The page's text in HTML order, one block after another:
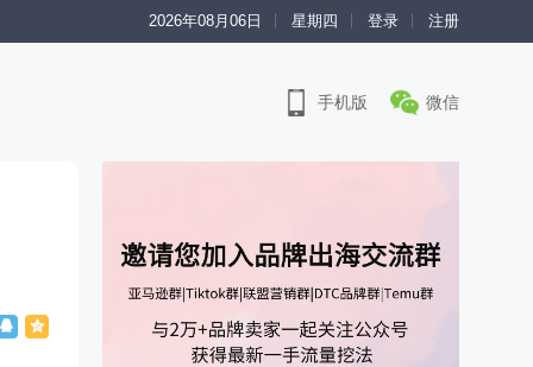
2026年08月06日 星期四 登录 注册
手机版 微信